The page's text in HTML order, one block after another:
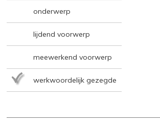
onderwerp
lijdend voorwerp
meewerkend voorwerp
werkwoordelijk gezegde